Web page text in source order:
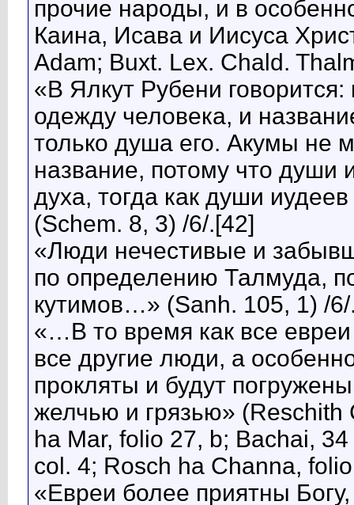
прочие народы, и в
Каина, Исава и Иисуса
Adam; Buxt. Lex. Chald.
«В Ялкут Рубени
одежду человека, и
только душа его. Акумы не
название, потому что души
духа, тогда как души
(Schem. 8, 3) /6/.[42]
«Люди нечестивые и
по определению Талмуда,
кутимов…» (Sanh. 105, 1) /
«…В то время как все
все другие люди, а
прокляты и будут
желчью и грязью» (Reschith
ha Mar, folio 27, b; Bachai,
col. 4; Rosch ha Channa,
«Евреи более приятны